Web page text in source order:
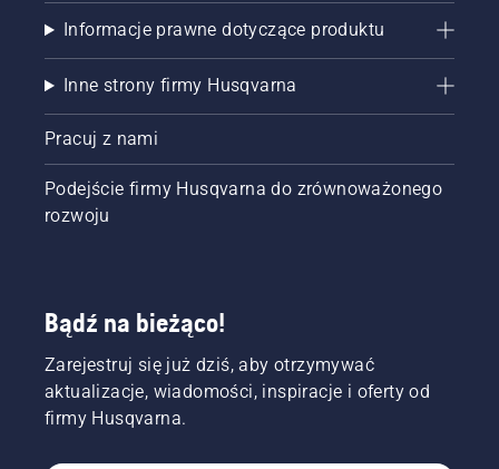
Która
maszyna
zapewni
na
boisku
Informacje prawne dotyczące produktu
Inne strony firmy Husqvarna
Pracuj z nami
Podejście firmy Husqvarna do zrównoważonego
rozwoju
Bądź na bieżąco!
Zarejestruj się już dziś, aby otrzymywać
aktualizacje, wiadomości, inspiracje i oferty od
firmy Husqvarna.